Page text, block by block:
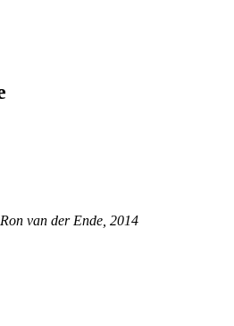
van der Ende, 2014